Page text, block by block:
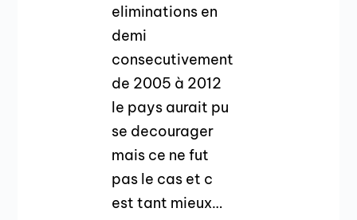
eliminations en
demi
consecutivement
de 2005 à 2012
le pays aurait pu
se decourager
mais ce ne fut
pas le cas et c
est tant mieux…